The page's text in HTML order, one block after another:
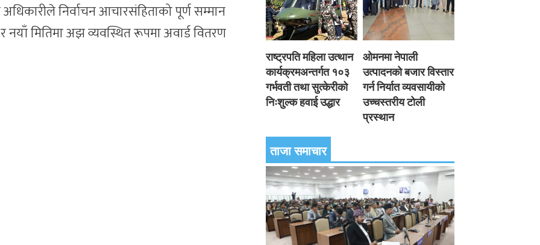
निर्वाचन आचारसंहिताको पूर्ण सम्मान
र नयाँ मितिमा अझ व्यवस्थित रूपमा अवार्ड वितरण
राष्ट्रपति महिला उत्थान
कार्यक्रमअन्तर्गत १०३
गर्भवती तथा सुत्केरीको
निःशुल्क हवाई उद्धार
ओमनमा नेपाली
उत्पादनको बजार विस्तार
गर्न निर्यात व्यवसायीको
उच्चस्तरीय टोली
प्रस्थान
ताजा समाचार